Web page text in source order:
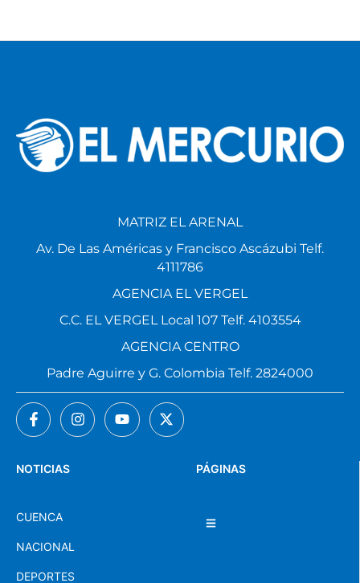
PÁGINAS
NOTICIAS
CUENCA
NACIONAL
DEPORTES
MATRIZ EL ARENAL
Av. De Las Américas y Francisco Ascázubi Telf.
4111786
AGENCIA EL VERGEL
C.C. EL VERGEL Local 107 Telf. 4103554
AGENCIA CENTRO
Padre Aguirre y G. Colombia Telf. 2824000